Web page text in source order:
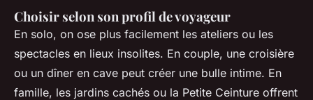
Choisir selon son profil de voyageur
En solo, on ose plus facilement les ateliers ou les
spectacles en lieux insolites. En couple, une croisière
ou un dîner en cave peut créer une bulle intime. En
famille, les jardins cachés ou la Petite Ceinture offrent